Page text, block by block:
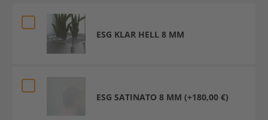
ESG KLAR HELL 8 MM
ESG SATINATO 8 MM (+180,00 €)